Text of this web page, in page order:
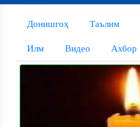
Донишгоҳ Таълим
Илм Видео Ахбор